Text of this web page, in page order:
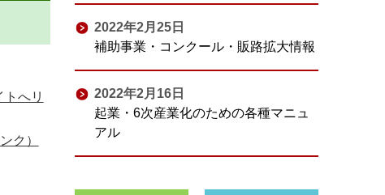
へリ
ク）
2022年2月25日
補助事業・コンクール・販路拡大情報
2022年2月16日
起業・6次産業化のための各種マニュ
アル